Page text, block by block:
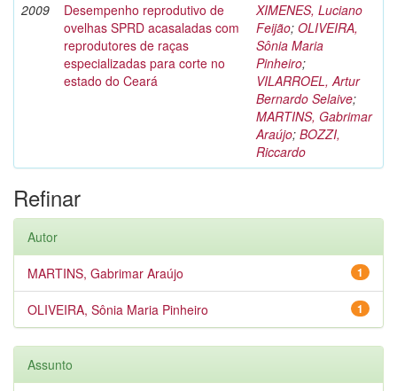
2009
Desempenho reprodutivo de
ovelhas SPRD acasaladas com
reprodutores de raças
especializadas para corte no
estado do Ceará
XIMENES, Luciano
Feijão; OLIVEIRA,
Sônia Maria
Pinheiro;
VILARROEL, Artur
Bernardo Selaive;
MARTINS, Gabrimar
Araújo; BOZZI,
Riccardo
Refinar
Autor
1
MARTINS, Gabrimar Araújo
1
OLIVEIRA, Sônia Maria Pinheiro
Assunto